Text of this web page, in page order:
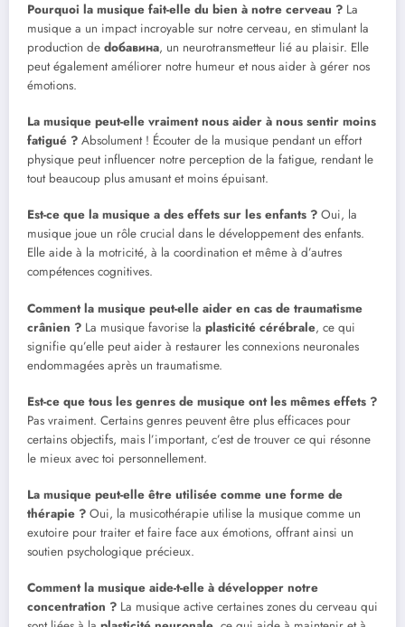
Pourquoi la musique fait-elle du bien à notre cerveau ? La
musique a un impact incroyable sur notre cerveau, en stimulant la
production de dобавина, un neurotransmetteur lié au plaisir. Elle
peut également améliorer notre humeur et nous aider à gérer nos
émotions.
La musique peut-elle vraiment nous aider à nous sentir moins
fatigué ? Absolument ! Écouter de la musique pendant un effort
physique peut influencer notre perception de la fatigue, rendant le
tout beaucoup plus amusant et moins épuisant.
Est-ce que la musique a des effets sur les enfants ? Oui, la
musique joue un rôle crucial dans le développement des enfants.
Elle aide à la motricité, à la coordination et même à d’autres
compétences cognitives.
Comment la musique peut-elle aider en cas de traumatisme
crânien ? La musique favorise la plasticité cérébrale, ce qui
signifie qu’elle peut aider à restaurer les connexions neuronales
endommagées après un traumatisme.
Est-ce que tous les genres de musique ont les mêmes effets ?
Pas vraiment. Certains genres peuvent être plus efficaces pour
certains objectifs, mais l’important, c’est de trouver ce qui résonne
le mieux avec toi personnellement.
La musique peut-elle être utilisée comme une forme de
thérapie ? Oui, la musicothérapie utilise la musique comme un
exutoire pour traiter et faire face aux émotions, offrant ainsi un
soutien psychologique précieux.
Comment la musique aide-t-elle à développer notre
concentration ? La musique active certaines zones du cerveau qui